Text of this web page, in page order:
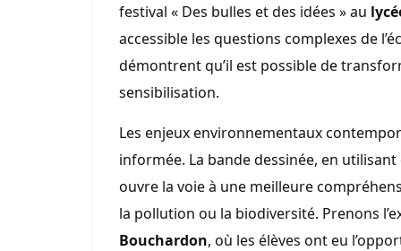
festival « Des bulles et des idées » au
accessible les questions complexes de
démontrent qu’il est possible de
sensibilisation.
Les enjeux environnementaux
informée. La bande dessinée, en
ouvre la voie à une meilleure
la pollution ou la biodiversité. Prenons
Bouchardon, où les élèves ont eu